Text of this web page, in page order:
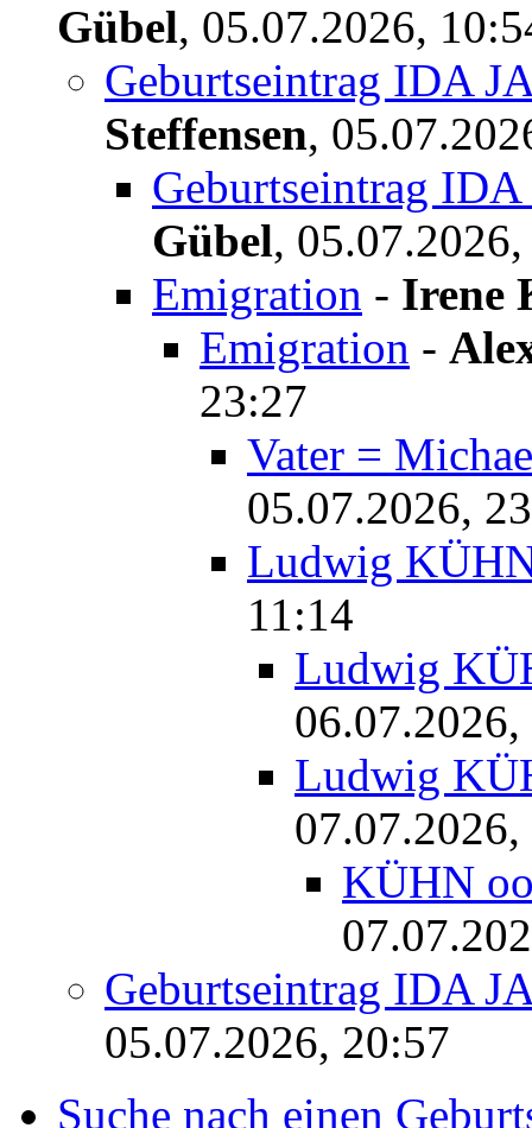
Gübel, 05.07.2026,
Geburtseintrag IDA
Steffensen,
Geburtseintrag
Gübel,
Emigration - Irene
Emigration -
23:27
Vater =
05.07.2026,
Ludwig
11:14
Ludwig
Ludwig
KÜHN
Geburtseintrag IDA
05.07.2026, 20:57
Suche nach einen